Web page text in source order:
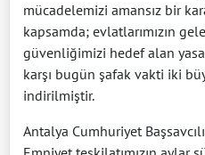
mücadelemizi amansız bir
kapsamda; evlatlarımızın
güvenliğimizi hedef alan
karşı bugün şafak vakti iki
indirilmiştir.
Antalya Cumhuriyet